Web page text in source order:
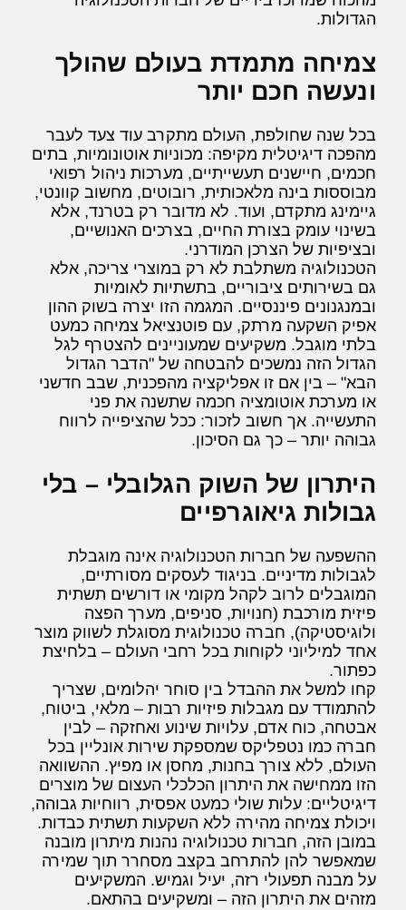
הגדולות.
צמיחה מתמדת בעולם שהולך
ונעשה חכם יותר
בכל שנה שחולפת, העולם מתקרב עוד צעד לעבר
מהפכה דיגיטלית מקיפה: מכוניות אוטונומיות, בתים
חכמים, חיישנים תעשייתיים, מערכות ניהול רפואי
מבוססות בינה מלאכותית, רובוטים, מחשוב קוונטי,
גיימינג מתקדם, ועוד. לא מדובר רק בטרנד, אלא
בשינוי עומק בצורת החיים, בצרכים האנושיים,
ובציפיות של הצרכן המודרני.
הטכנולוגיה משתלבת לא רק במוצרי צריכה, אלא
גם בשירותים ציבוריים, בתשתיות לאומיות
ובמנגנונים פיננסיים. המגמה הזו יצרה בשוק ההון
אפיק השקעה מרתק, עם פוטנציאל צמיחה כמעט
בלתי מוגבל. משקיעים שמעוניינים להצטרף לגל
הגדול הזה נמשכים להבטחה של "הדבר הגדול
הבא" – בין אם זו אפליקציה מהפכנית, שבב חדשני
או מערכת אוטומציה חכמה שתשנה את פני
התעשייה. אך חשוב לזכור: ככל שהציפייה לרווח
גבוהה יותר – כך גם הסיכון.
היתרון של השוק הגלובלי – בלי
גבולות גיאוגרפיים
ההשפעה של חברות הטכנולוגיה אינה מוגבלת
לגבולות מדיניים. בניגוד לעסקים מסורתיים,
המוגבלים לרוב לקהל מקומי או דורשים תשתית
פיזית מורכבת (חנויות, סניפים, מערך הפצה
ולוגיסטיקה), חברה טכנולוגית מסוגלת לשווק מוצר
אחד למיליוני לקוחות בכל רחבי העולם – בלחיצת
כפתור.
קחו למשל את ההבדל בין סוחר יהלומים, שצריך
להתמודד עם מגבלות פיזיות רבות – מלאי, ביטוח,
אבטחה, כוח אדם, עלויות שינוע ואחזקה – לבין
חברה כמו נטפליקס שמספקת שירות אונליין בכל
העולם, ללא צורך בחנות, מחסן או מפיץ. ההשוואה
הזו ממחישה את היתרון הכלכלי העצום של מוצרים
דיגיטליים: עלות שולי כמעט אפסית, רווחיות גבוהה,
ויכולת צמיחה מהירה ללא השקעות תשתית כבדות.
במובן הזה, חברות טכנולוגיה נהנות מיתרון מובנה
שמאפשר להן להתרחב בקצב מסחרר תוך שמירה
על מבנה תפעולי רזה, יעיל וגמיש. המשקיעים
מזהים את היתרון הזה – ומשקיעים בהתאם.